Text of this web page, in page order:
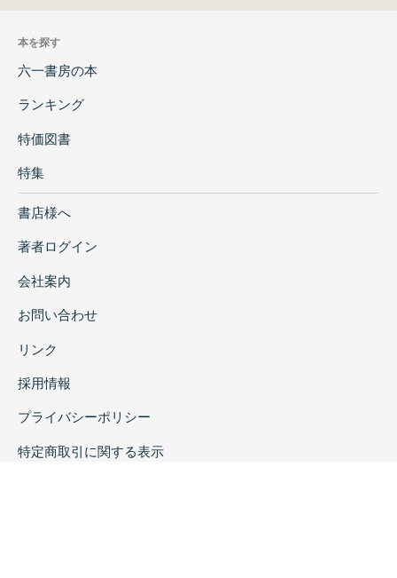
本を探す
六一書房の本
ランキング
特価図書
特集
書店様へ
著者ログイン
会社案内
お問い合わせ
リンク
採用情報
プライバシーポリシー
特定商取引に関する表示